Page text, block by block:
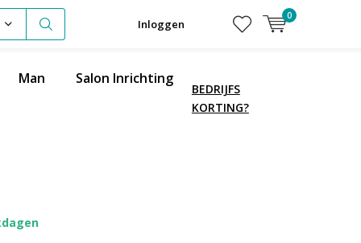
Inloggen
0
Man Salon Inrichting
BEDRIJFS
KORTING?